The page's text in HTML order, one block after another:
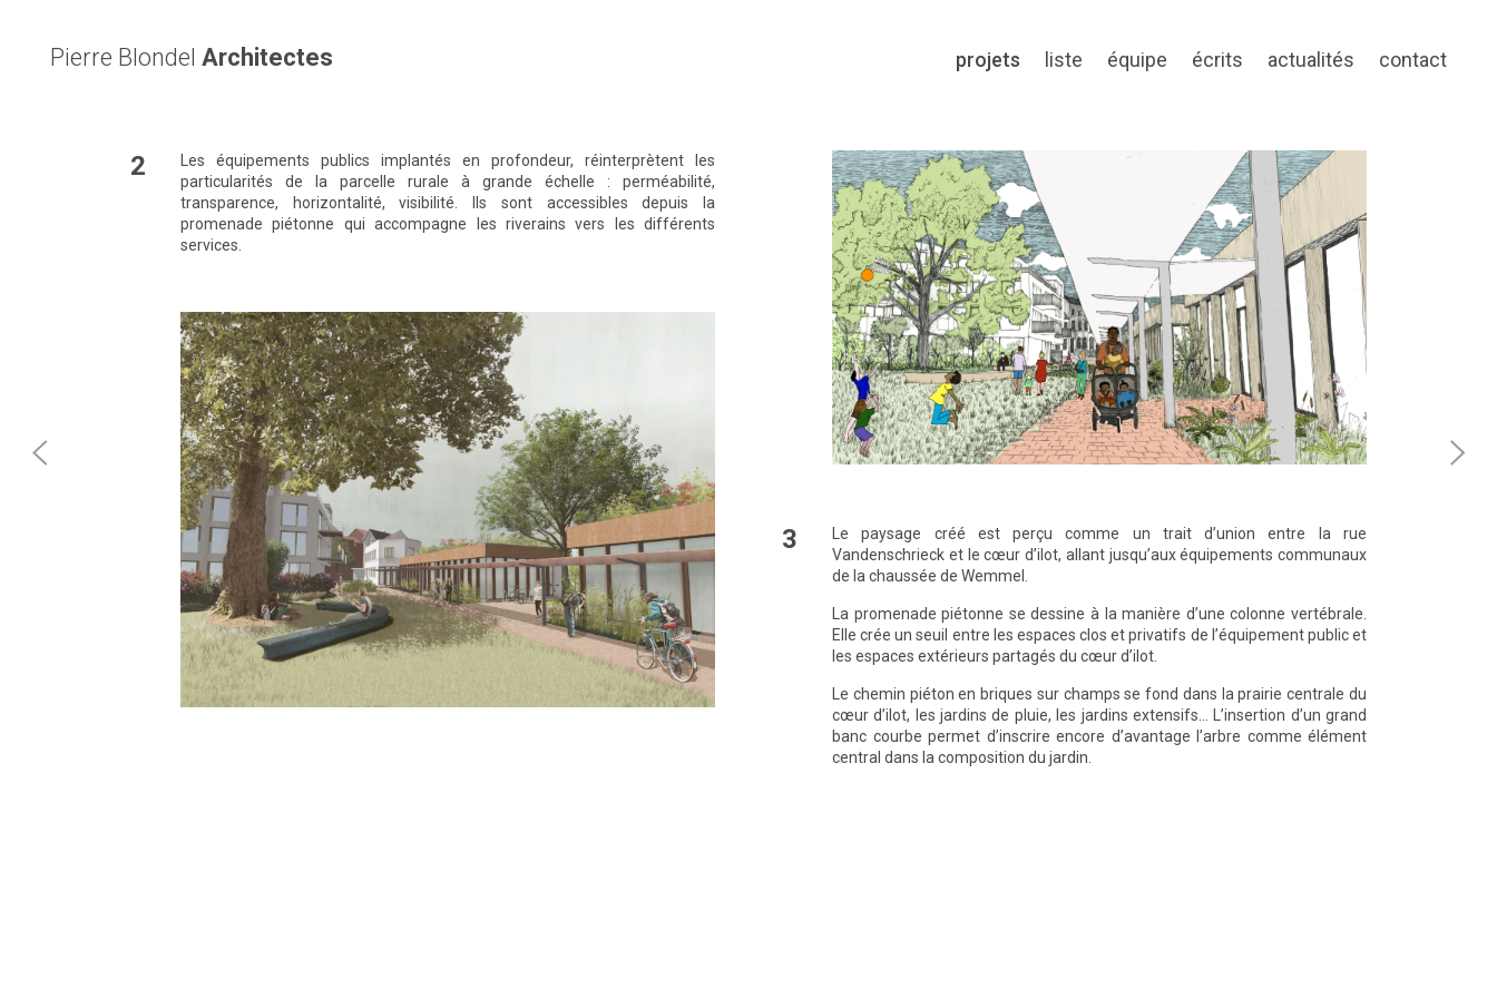
Pierre Blondel Architectes projets liste équipe écrits actualités contact
2
Les équipements publics implantés en profondeur, réinterprètent les
particularités de la parcelle rurale à grande échelle : perméabilité,
transparence, horizontalité, visibilité. Ils sont accessibles depuis la
promenade piétonne qui accompagne les riverains vers les différents
services.
3
Le paysage créé est perçu comme un trait d’union entre la rue
Vandenschrieck et le cœur d’ilot, allant jusqu’aux équipements communaux
de la chaussée de Wemmel.
La promenade piétonne se dessine à la manière d’une colonne vertébrale.
Elle crée un seuil entre les espaces clos et privatifs de l’équipement public et
les espaces extérieurs partagés du cœur d’ilot.
Le chemin piéton en briques sur champs se fond dans la prairie centrale du
cœur d’ilot, les jardins de pluie, les jardins extensifs… L’insertion d’un grand
banc courbe permet d’inscrire encore d’avantage l’arbre comme élément
central dans la composition du jardin.